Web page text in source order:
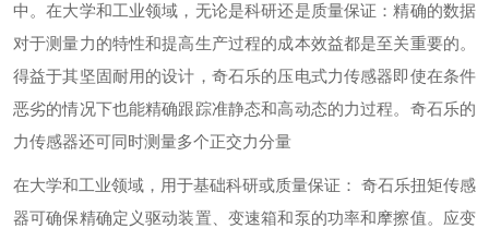
中。在大学和工业领域，无论是科研还是质量保证：精确的数据
对于测量力的特性和提高生产过程的成本效益都是至关重要的。
得益于其坚固耐用的设计，奇石乐的压电式力传感器即使在条件
恶劣的情况下也能精确跟踪准静态和高动态的力过程。奇石乐的
力传感器还可同时测量多个正交力分量
在大学和工业领域，用于基础科研或质量保证： 奇石乐扭矩传感
器可确保精确定义驱动装置、变速箱和泵的功率和摩擦值。应变